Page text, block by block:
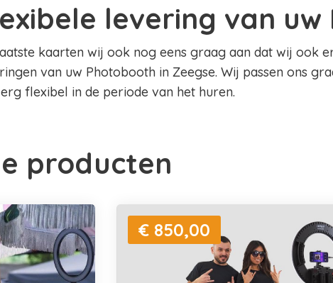
levering van
kaarten wij ook nog eens graag aan dat wij ook
van uw Photobooth in Zeegse. Wij passen ons
flexibel in de periode van het huren.
producten
€ 850,00